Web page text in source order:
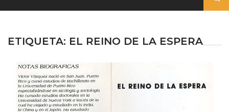
ETIQUETA: EL REINO DE LA ESPERA